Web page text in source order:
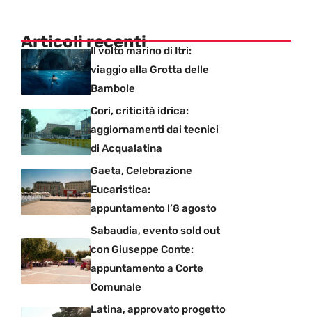
Articoli recenti
Il volto marino di Itri:
viaggio alla Grotta delle
Bambole
Cori, criticità idrica:
aggiornamenti dai tecnici
di Acqualatina
Gaeta, Celebrazione
Eucaristica:
appuntamento l’8 agosto
Sabaudia, evento sold out
con Giuseppe Conte:
appuntamento a Corte
Comunale
Latina, approvato progetto